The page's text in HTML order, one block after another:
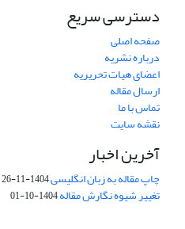
دسترسی سریع
صفحه اصلی
درباره نشریه
اعضای هیات تحریریه
ارسال مقاله
تماس با ما
نقشه سایت
آخرین اخبار
چاپ مقاله به زبان انگلیسی1404-11-26
تغییر شیوه نگارش مقاله1404-10-01